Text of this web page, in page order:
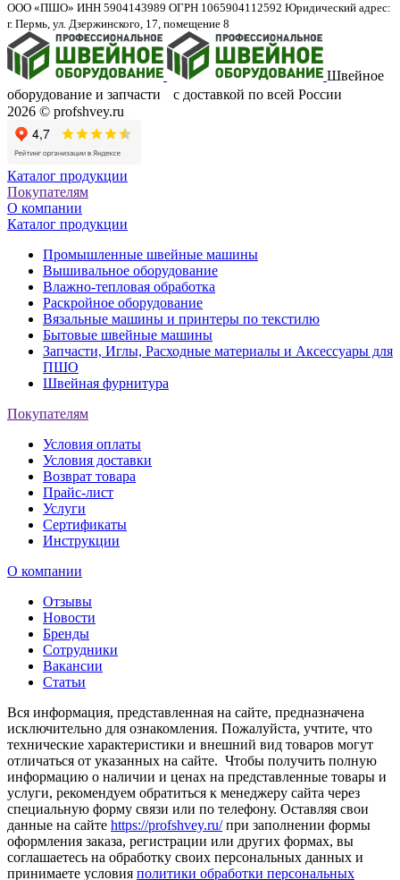
ООО «ПШО» ИНН 5904143989 ОГРН 1065904112592 Юридический адрес:
г. Пермь, ул. Дзержинского, 17, помещение 8
Швейное
оборудование и запчасти с доставкой по всей России
2026 © profshvey.ru
Каталог продукции
Покупателям
О компании
Каталог продукции
Промышленные швейные машины
Вышивальное оборудование
Влажно-тепловая обработка
Раскройное оборудование
Вязальные машины и принтеры по текстилю
Бытовые швейные машины
Запчасти, Иглы, Расходные материалы и Аксессуары для
ПШО
Швейная фурнитура
Покупателям
Условия оплаты
Условия доставки
Возврат товара
Прайс-лист
Услуги
Сертификаты
Инструкции
О компании
Отзывы
Новости
Бренды
Сотрудники
Вакансии
Статьи
Вся информация, представленная на сайте, предназначена
исключительно для ознакомления. Пожалуйста, учтите, что
технические характеристики и внешний вид товаров могут
отличаться от указанных на сайте. Чтобы получить полную
информацию о наличии и ценах на представленные товары и
услуги, рекомендуем обратиться к менеджеру сайта через
специальную форму связи или по телефону. Оставляя свои
данные на сайте https://profshvey.ru/при заполнении формы
оформления заказа, регистрации или других формах, вы
соглашаетесь на обработку своих персональных данных и
принимаете условия политики обработки персональных